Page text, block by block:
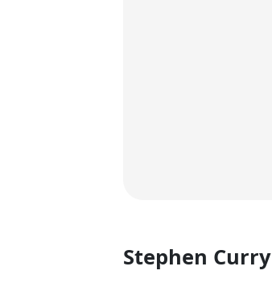
Stephen Curry